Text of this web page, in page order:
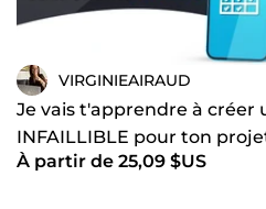
VIRGINIEAIRAUD
Je vais t'apprendre à créer
INFAILLIBLE pour ton
RÉTROPLANNING
À partir de 25,09 $US